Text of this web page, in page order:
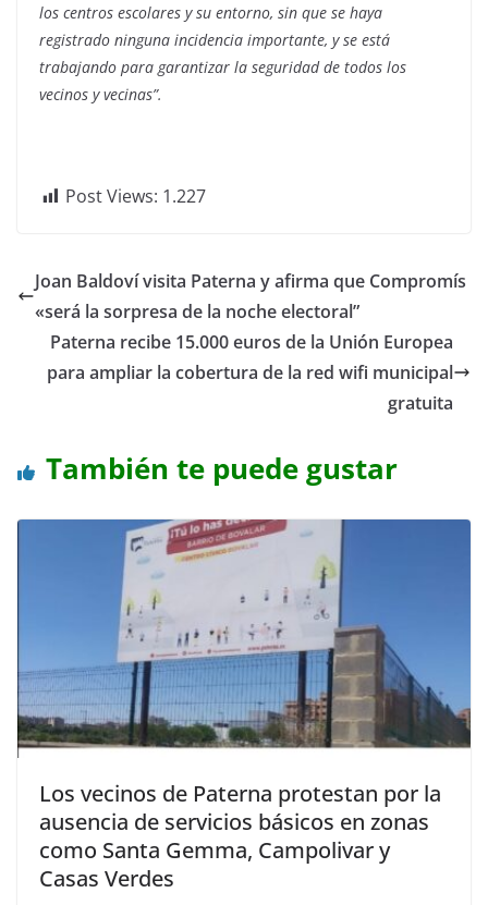
los centros escolares y su entorno, sin que se haya
registrado ninguna incidencia importante, y se está
trabajando para garantizar la seguridad de todos los
vecinos y vecinas”.
Post Views: 1.227
Joan Baldoví visita Paterna y afirma que Compromís
«será la sorpresa de la noche electoral”
Paterna recibe 15.000 euros de la Unión Europea
para ampliar la cobertura de la red wifi municipal
gratuita
También te puede gustar
Los vecinos de Paterna protestan por la
ausencia de servicios básicos en zonas
como Santa Gemma, Campolivar y
Casas Verdes